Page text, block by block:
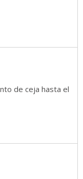
de ceja hasta el